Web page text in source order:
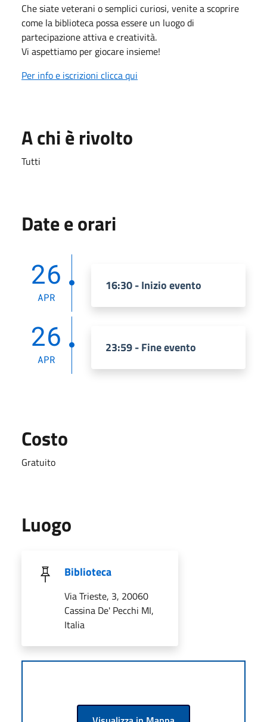
Che siate veterani o semplici curiosi, venite a scoprire
come la biblioteca possa essere un luogo di
partecipazione attiva e creatività.
Vi aspettiamo per giocare insieme!
Per info e iscrizioni clicca qui
A chi è rivolto
Tutti
Date e orari
26
APR
16:30 - Inizio evento
26
APR
23:59 - Fine evento
Costo
Gratuito
Luogo
Biblioteca
Via Trieste, 3, 20060
Cassina De' Pecchi MI,
Italia